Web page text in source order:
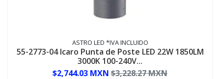
ASTRO LED *IVA INCLUIDO
55-2773-04 Icaro Punta de Poste LED 22W 1850LM
3000K 100-240V...
$2,744.03 MXN $3,228.27 MXN